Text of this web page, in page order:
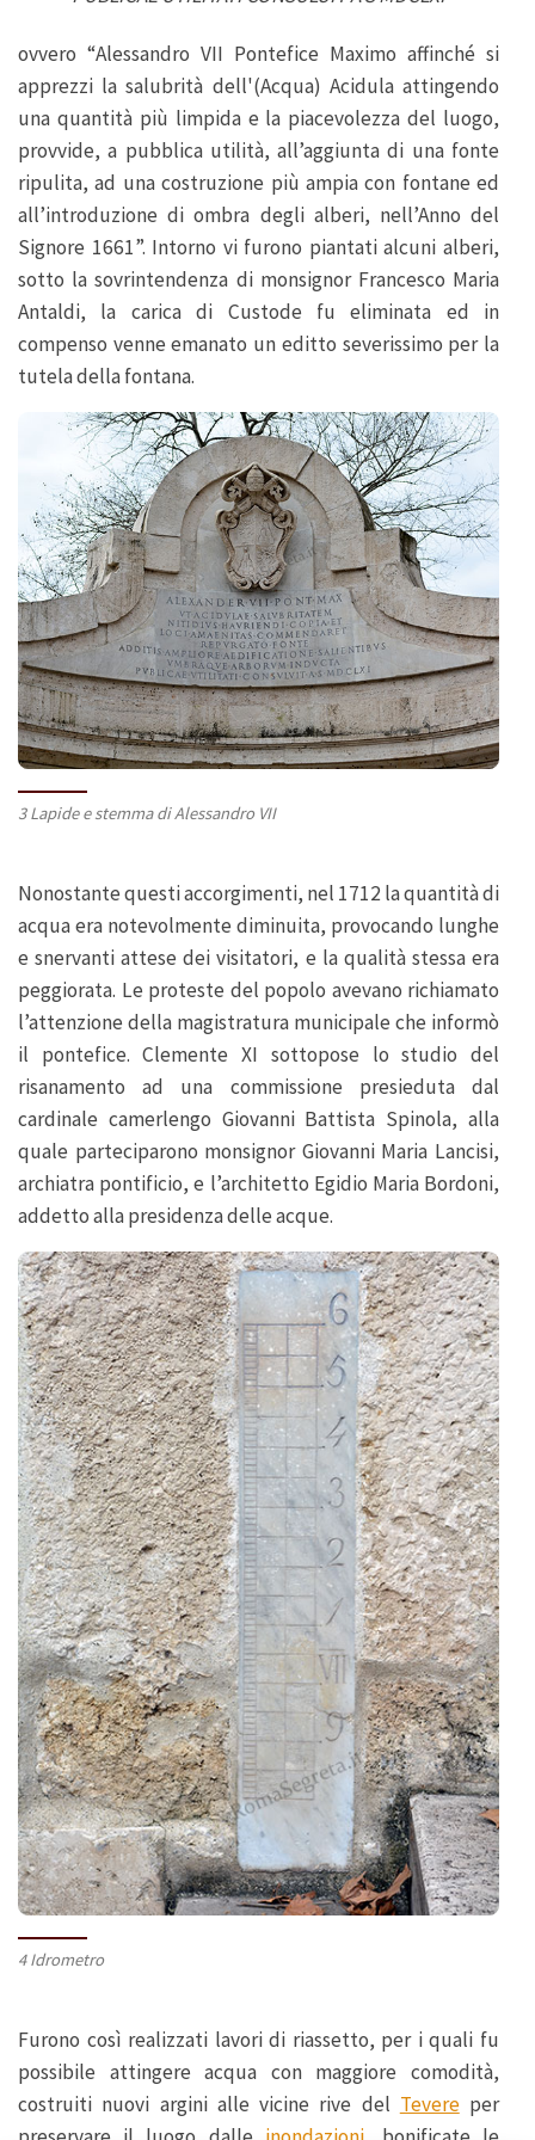
ovvero “Alessandro VII Pontefice Maximo affinché si
apprezzi la salubrità dell'(Acqua) Acidula attingendo
una quantità più limpida e la piacevolezza del luogo,
provvide, a pubblica utilità, all’aggiunta di una fonte
ripulita, ad una costruzione più ampia con fontane ed
all’introduzione di ombra degli alberi, nell’Anno del
Signore 1661”. Intorno vi furono piantati alcuni alberi,
sotto la sovrintendenza di monsignor Francesco Maria
Antaldi, la carica di Custode fu eliminata ed in
compenso venne emanato un editto severissimo per la
tutela della fontana.
3 Lapide e stemma di Alessandro VII
Nonostante questi accorgimenti, nel 1712 la quantità di
acqua era notevolmente diminuita, provocando lunghe
e snervanti attese dei visitatori, e la qualità stessa era
peggiorata. Le proteste del popolo avevano richiamato
l’attenzione della magistratura municipale che informò
il pontefice. Clemente XI sottopose lo studio del
risanamento ad una commissione presieduta dal
cardinale camerlengo Giovanni Battista Spinola, alla
quale parteciparono monsignor Giovanni Maria Lancisi,
archiatra pontificio, e l’architetto Egidio Maria Bordoni,
addetto alla presidenza delle acque.
4 Idrometro
Furono così realizzati lavori di riassetto, per i quali fu
possibile attingere acqua con maggiore comodità,
costruiti nuovi argini alle vicine rive del Tevereper